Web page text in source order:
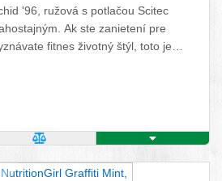
'96, ružová s potlačou Scitec
fitnes životný štýl, toto je
POROVNAŤ PRODUKTZISTITE VIAC